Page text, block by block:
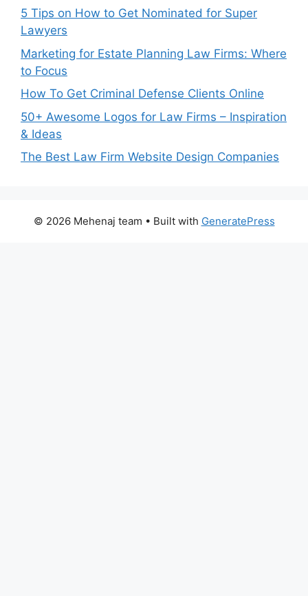
5 Tips on How to Get Nominated for Super
Lawyers
Marketing for Estate Planning Law Firms: Where
to Focus
How To Get Criminal Defense Clients Online
50+ Awesome Logos for Law Firms – Inspiration
& Ideas
The Best Law Firm Website Design Companies
© 2026 Mehenaj team • Built with GeneratePress